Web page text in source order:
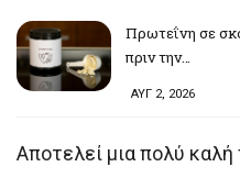
Πρωτεΐνη σε
πριν την…
ΑΥΓ 2, 2026
Αποτελεί μια πολύ